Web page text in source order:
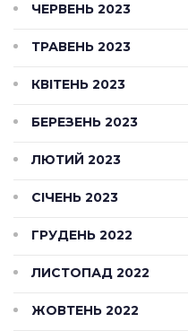
ЧЕРВЕНЬ 2023
ТРАВЕНЬ 2023
КВІТЕНЬ 2023
БЕРЕЗЕНЬ 2023
ЛЮТИЙ 2023
СІЧЕНЬ 2023
ГРУДЕНЬ 2022
ЛИСТОПАД 2022
ЖОВТЕНЬ 2022